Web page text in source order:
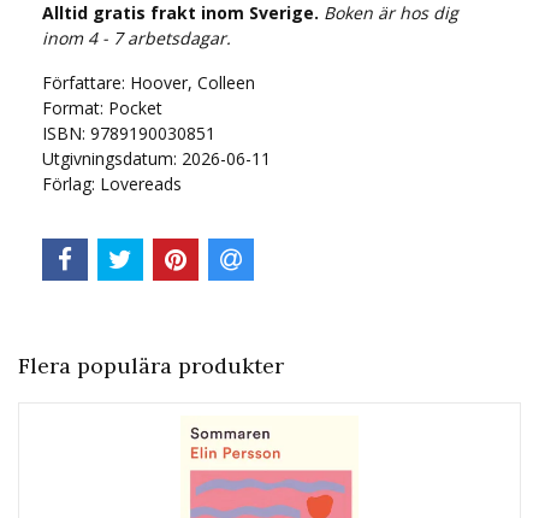
Alltid gratis frakt inom Sverige. Boken är hos dig
inom 4 - 7 arbetsdagar.
Författare: Hoover, Colleen
Format: Pocket
ISBN: 9789190030851
Utgivningsdatum: 2026-06-11
Förlag: Lovereads
Flera populära produkter